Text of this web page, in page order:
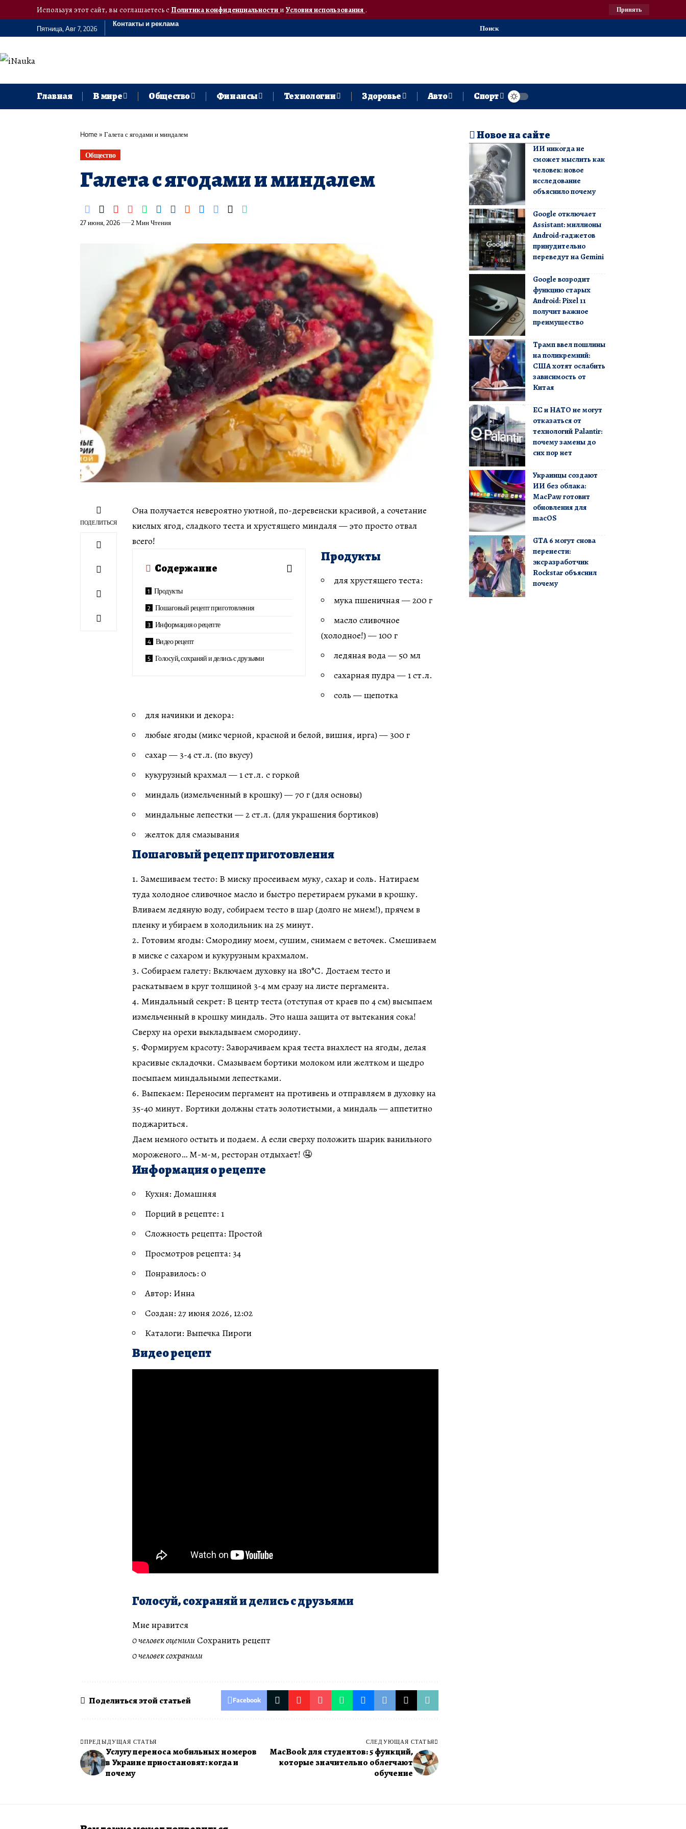
Используя этот сайт, вы соглашаетесь сПолитика конфиденциальностии Условия использования. Принять
Пятница, Авг 7, 2026
Контакты и реклама
Поиск
Главная В мире Общество Финансы Технологии Здоровье Авто Спорт
Home» Галета с ягодами и миндалем
Общество
Галета с ягодами и миндалем
27 июня, 2026 2 Мин Чтения
ПОДЕЛИТЬСЯ
Она получается невероятно уютной, по-деревенски красивой, а сочетание
кислых ягод, сладкого теста и хрустящего миндаля — это просто отвал
всего!
Содержание
Продукты
Пошаговый рецепт приготовления
Информация о рецепте
Видео рецепт
Голосуй, сохраняй и делись с друзьями
Продукты
для хрустящего теста:
мука пшеничная — 200 г
масло сливочное
(холодное!) — 100 г
ледяная вода — 50 мл
сахарная пудра — 1 ст.л.
соль — щепотка
для начинки и декора:
любые ягоды (микс черной, красной и белой, вишня, ирга) — 300 г
сахар — 3-4 ст.л. (по вкусу)
кукурузный крахмал — 1 ст.л. с горкой
миндаль (измельченный в крошку) — 70 г (для основы)
миндальные лепестки — 2 ст.л. (для украшения бортиков)
желток для смазывания
Пошаговый рецепт приготовления
1. Замешиваем тесто: В миску просеиваем муку, сахар и соль. Натираем
туда холодное сливочное масло и быстро перетираем руками в крошку.
Вливаем ледяную воду, собираем тесто в шар (долго не мнем!), прячем в
пленку и убираем в холодильник на 25 минут.
2. Готовим ягоды: Смородину моем, сушим, снимаем с веточек. Смешиваем
в миске с сахаром и кукурузным крахмалом.
3. Собираем галету: Включаем духовку на 180°C. Достаем тесто и
раскатываем в круг толщиной 3-4 мм сразу на листе пергамента.
4. Миндальный секрет: В центр теста (отступая от краев по 4 см) высыпаем
измельченный в крошку миндаль. Это наша защита от вытекания сока!
Сверху на орехи выкладываем смородину.
5. Формируем красоту: Заворачиваем края теста внахлест на ягоды, делая
красивые складочки. Смазываем бортики молоком или желтком и щедро
посыпаем миндальными лепестками.
6. Выпекаем: Переносим пергамент на противень и отправляем в духовку на
35-40 минут. Бортики должны стать золотистыми, а миндаль — аппетитно
поджариться.
Даем немного остыть и подаем. А если сверху положить шарик ванильного
мороженого… М-м-м, ресторан отдыхает! 🤤
Информация о рецепте
Кухня: Домашняя
Порций в рецепте: 1
Сложность рецепта: Простой
Просмотров рецепта: 34
Понравилось: 0
Автор: Инна
Создан: 27 июня 2026, 12:02
Каталоги: Выпечка Пироги
Видео рецепт
Голосуй, сохраняй и делись с друзьями
Мне нравится
0 человек оценилиСохранить рецепт
0 человек сохранили
Поделиться этой статьей Facebook
ПРЕДЫДУЩАЯ СТАТЬЯ
Услугу переноса мобильных номеров
в Украине приостановят: когда и
почему
СЛЕДУЮЩАЯ СТАТЬЯ
MacBook для студентов: 5 функций,
которые значительно облегчают
обучение
Новое на сайте
ИИ никогда не
сможет мыслить как
человек: новое
исследование
объяснило почему
Google отключает
Assistant: миллионы
Android-гаджетов
принудительно
переведут на Gemini
Google возродит
функцию старых
Android: Pixel 11
получит важное
преимущество
Трамп ввел пошлины
на поликремний:
США хотят ослабить
зависимость от
Китая
ЕС и НАТО не могут
отказаться от
технологий Palantir:
почему замены до
сих пор нет
Украинцы создают
ИИ без облака:
MacPaw готовит
обновления для
macOS
GTA 6 могут снова
перенести:
эксразработчик
Rockstar объяснил
почему